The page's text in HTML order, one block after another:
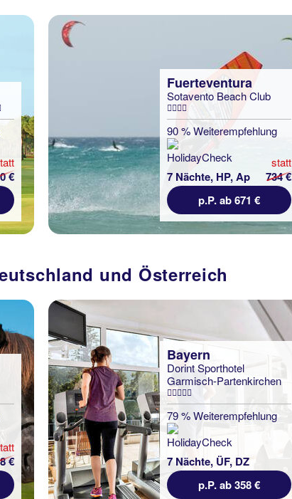
€
Fuerteventura
Sotavento Beach Club
90 % Weiterempfehlung
7 Nächte, HP, Ap
statt
734 €
p.P. ab 671 €
und Österreich
€
Bayern
Dorint Sporthotel
Garmisch-Partenkirchen
79 % Weiterempfehlung
7 Nächte, ÜF, DZ
p.P. ab 358 €